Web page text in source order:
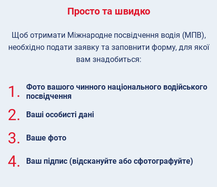
Просто та швидко
Щоб отримати Міжнародне посвідчення водія (МПВ),
необхідно подати заявку та заповнити форму, для якої
вам знадобиться:
1.
Фото вашого чинного національного водійського
посвідчення
2. Ваші особисті дані
3. Ваше фото
4. Ваш підпис (відскануйте або сфотографуйте)